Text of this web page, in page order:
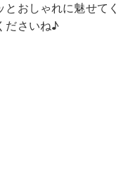
おしゃれに魅せてく
ださいね♪